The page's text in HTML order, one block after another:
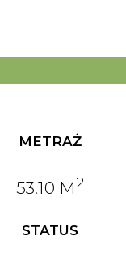
METRAŻ
53.10 M2
STATUS